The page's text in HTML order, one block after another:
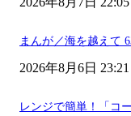
まんが／海を越えて
2026年8月6日 23:21
レンジで簡単！「コ